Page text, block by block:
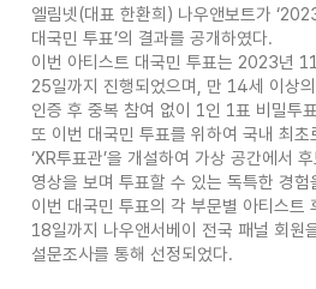
엘림넷(대표 한환희) 나우앤보트가
대국민 투표’의 결과를 공개하였다.
이번 아티스트 대국민 투표는 2023년
25일까지 진행되었으며, 만 14세 이상
인증 후 중복 참여 없이 1인 1표 비밀투
또 이번 대국민 투표를 위하여 국내 최초
‘XR투표관’을 개설하여 가상 공간에서
영상을 보며 투표할 수 있는 독특한 경
이번 대국민 투표의 각 부문별 아티스트
18일까지 나우앤서베이 전국 패널 회원
설문조사를 통해 선정되었다.